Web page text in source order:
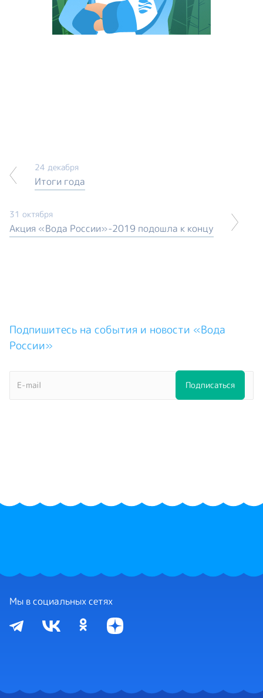
24 декабря
Итоги года
31 октября
Акция «Вода России»-2019 подошла к концу
Подпишитесь на события и новости «Вода
России»
Мы в социальных сетях